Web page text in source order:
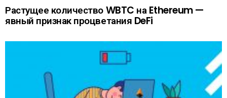
Растущее количество WBTC на Ethereum —
явный признак процветания DeFi